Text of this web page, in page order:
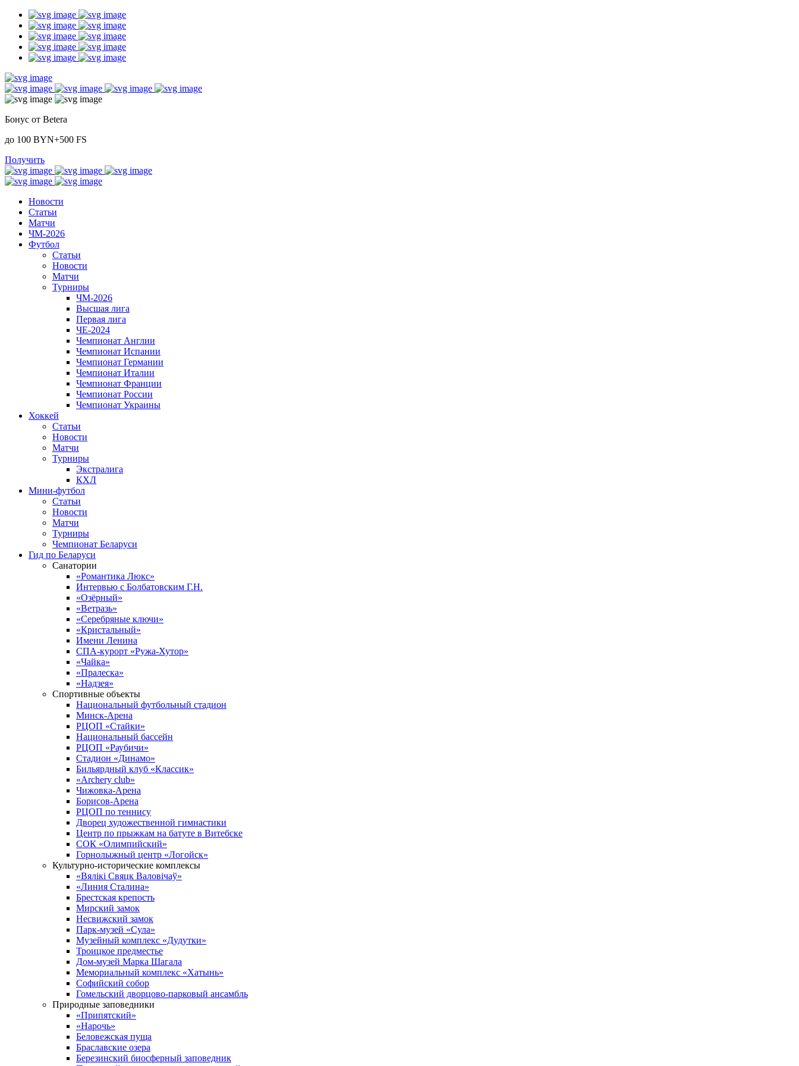
Бонус от Betera
до 100 BYN+500 FS
Получить
Новости
Статьи
Матчи
ЧМ-2026
Футбол
Статьи
Новости
Матчи
Турниры
ЧМ-2026
Высшая лига
Первая лига
ЧЕ-2024
Чемпионат Англии
Чемпионат Испании
Чемпионат Германии
Чемпионат Италии
Чемпионат Франции
Чемпионат России
Чемпионат Украины
Хоккей
Статьи
Новости
Матчи
Турниры
Экстралига
КХЛ
Мини-футбол
Статьи
Новости
Матчи
Турниры
Чемпионат Беларуси
Гид по Беларуси
Санатории
«Романтика Люкс»
Интервью с Болбатовским Г.Н.
«Озёрный»
«Ветразь»
«Серебряные ключи»
«Кристальный»
Имени Ленина
СПА-курорт «Ружа-Хутор»
«Чайка»
«Пралеска»
«Надзея»
Спортивные объекты
Национальный футбольный стадион
Минск-Арена
РЦОП «Стайки»
Национальный бассейн
РЦОП «Раубичи»
Стадион «Динамо»
Бильярдный клуб «Классик»
«Archery club»
Чижовка-Арена
Борисов-Арена
РЦОП по теннису
Дворец художественной гимнастики
Центр по прыжкам на батуте в Витебске
СОК «Олимпийский»
Горнолыжный центр «Логойск»
Культурно-исторические комплексы
«Вялікі Свяцк Валовічаў»
«Линия Сталина»
Брестская крепость
Мирский замок
Несвижский замок
Парк-музей «Сула»
Музейный комплекс «Дудутки»
Троицкое предместье
Дом-музей Марка Шагала
Мемориальный комплекс «Хатынь»
Софийский собор
Гомельский дворцово-парковый ансамбль
Природные заповедники
«Припятский»
«Нарочь»
Беловежская пуща
Браславские озера
Березинский биосферный заповедник